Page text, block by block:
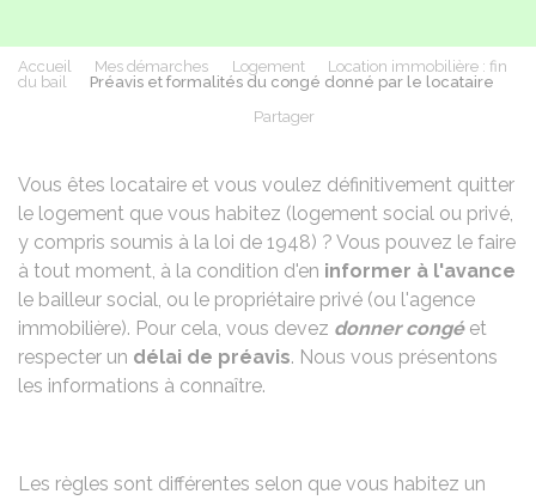
Accueil Mes démarches Logement
Location immobilière : fin
du bail
Préavis et formalités du congé donné par le locataire
Partager
Vous êtes locataire et vous voulez définitivement quitter
le logement que vous habitez (logement social ou privé,
y compris soumis à la loi de 1948) ? Vous pouvez le faire
à tout moment, à la condition d'en informer à l'avance
le bailleur social, ou le propriétaire privé (ou l'agence
immobilière). Pour cela, vous devez donner congéet
respecter un délai de préavis. Nous vous présentons
les informations à connaître.
Les règles sont différentes selon que vous habitez un